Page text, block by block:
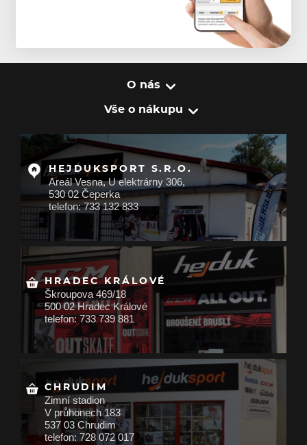
O nás
Vše o nákupu
HEJDUKSPORT S.R.O.
Areál Vesna, U elektrárny 306,
530 02 Čeperka
telefon: 733 132 833
HRADEC KRÁLOVÉ
Škroupova 469/18
500 02 Hradec Králové
telefon: 733 739 881
CHRUDIM
Zimní stadion
V průhonech 183
537 03 Chrudim
telefon: 728 072 017